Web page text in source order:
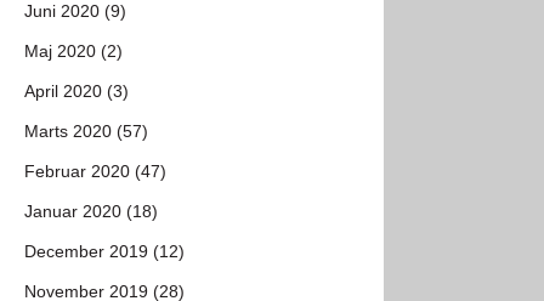
Juni 2020 (9)
Maj 2020 (2)
April 2020 (3)
Marts 2020 (57)
Februar 2020 (47)
Januar 2020 (18)
December 2019 (12)
November 2019 (28)